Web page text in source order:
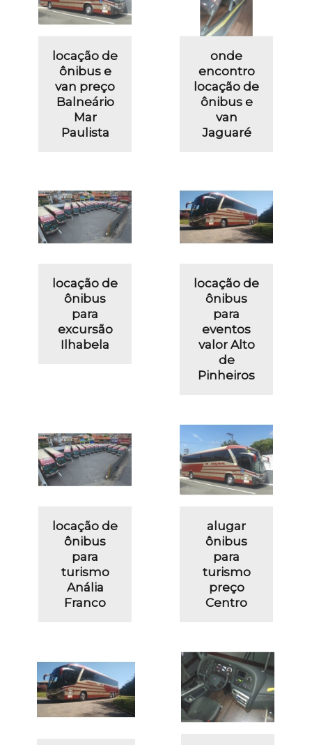
locação de
ônibus e
van preço
Balneário
Mar
Paulista
onde
encontro
locação de
ônibus e
van
Jaguaré
locação de
ônibus
para
excursão
Ilhabela
locação de
ônibus
para
eventos
valor Alto
de
Pinheiros
locação de
ônibus
para
turismo
Anália
Franco
alugar
ônibus
para
turismo
preço
Centro